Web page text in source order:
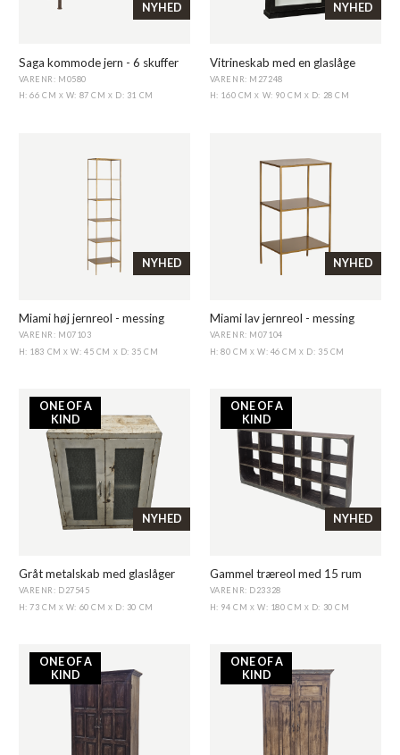
NYHED
Saga kommode jern - 6 skuffer
VARENR: M0580
H: 66 CM X W: 87 CM X D: 31 CM
NYHED
Vitrineskab med en glaslåge
VARENR: M27248
H: 160 CMX W: 90 CM X D: 28 CM
NYHED
Miami høj jernreol - messing
VARENR: M07103
H: 183 CMX W: 45 CM X D: 35 CM
NYHED
Miami lav jernreol - messing
VARENR: M07104
H: 80 CM X W: 46 CMX D: 35 CM
NYHED
ONE OF A
KIND
Gråt metalskab med glaslåger
VARENR: D27545
H: 73 CM X W: 60 CM X D: 30 CM
NYHED
ONE OF A
KIND
Gammel træreol med 15 rum
VARENR: D23328
H: 94 CM X W: 180 CM X D: 30 CM
ONE OF A
KIND
ONE OF A
KIND